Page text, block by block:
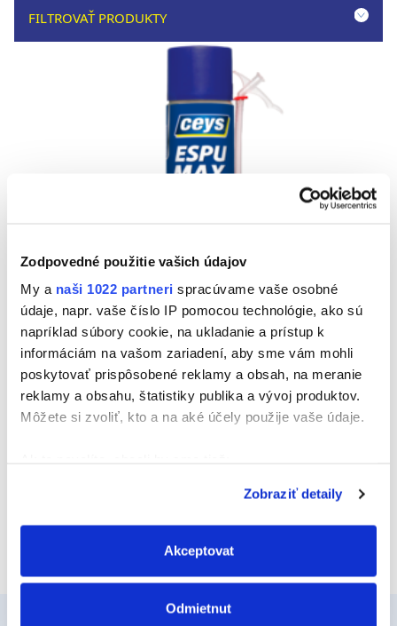
Zodpovedné použitie vašich údajov
My a naši 1022 partneri spracúvame vaše osobné
údaje, napr. vaše číslo IP pomocou technológie, ako sú
napríklad súbory cookie, na ukladanie a prístup k
informáciám na vašom zariadení, aby sme vám mohli
poskytovať prispôsobené reklamy a obsah, na meranie
reklamy a obsahu, štatistiky publika a vývoj produktov.
Môžete si zvoliť, kto a na aké účely použije vaše údaje.
Identifikovať vaše zariadenie aktívnym
skenovaním konkrétnych charakteristík (odtlačky
údaje, nájdete v časti svašimi nastaveniami
Zobraziť detaily
Akceptovat
Odmietnut
FILTROVAŤ PRODUKTY